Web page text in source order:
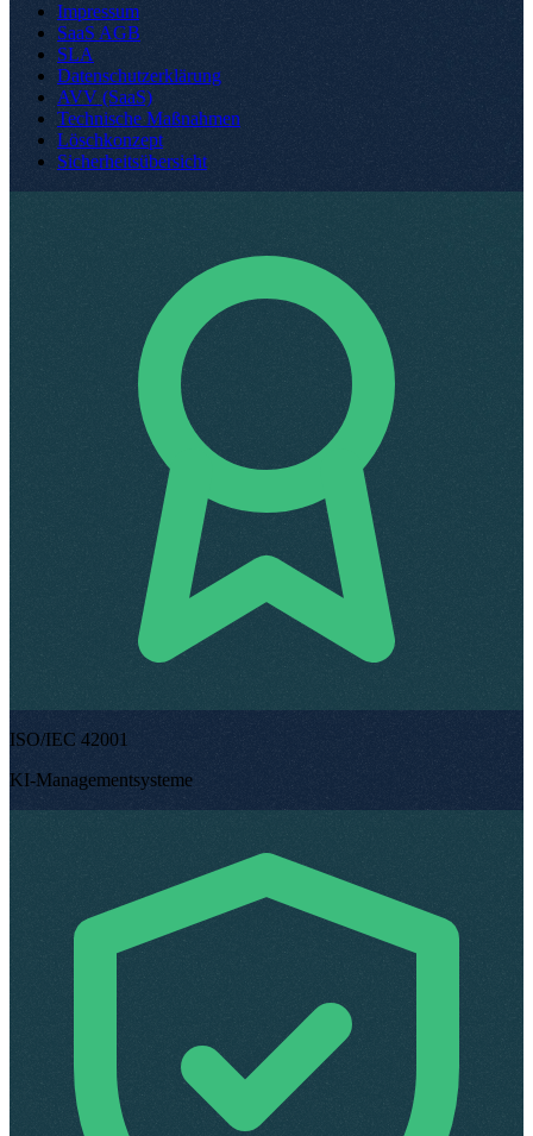
Impressum
SaaS AGB
SLA
Datenschutzerklärung
AVV (SaaS)
Technische Maßnahmen
Löschkonzept
Sicherheitsübersicht
ISO/IEC 42001
KI-Managementsysteme